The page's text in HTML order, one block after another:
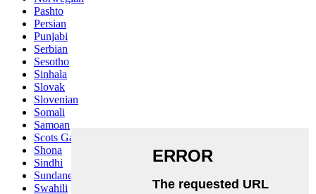
Pashto
Persian
Punjabi
Serbian
Sesotho
Sinhala
Slovak
Slovenian
Somali
Samoan
Scots Gaelic
Shona
Sindhi
Sundanese
Swahili